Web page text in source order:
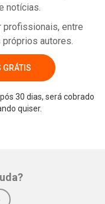
notícias.
profissionais, entre
autores.
GRÁTIS
30 dias, será cobrado
quiser.